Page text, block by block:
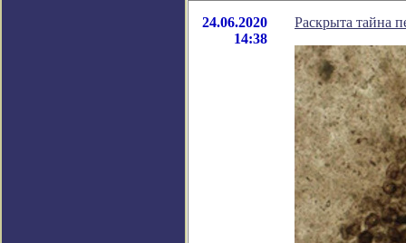
24.06.2020
14:38
Раскрыта тайна